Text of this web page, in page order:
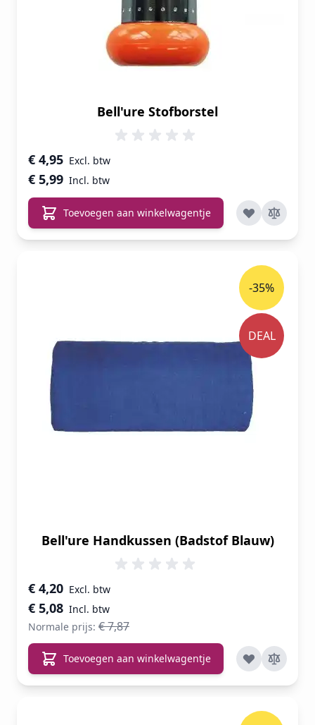
Bell'ure Stofborstel
€ 5,99
€ 4,95
Toevoegen aan winkelwagentje
Bell'ure Handkussen (Badstof Blauw)
Speciale prijs
€ 5,08
€ 4,20
Normale prijs: € 7,87
-35%
DEAL
Toevoegen aan winkelwagentje